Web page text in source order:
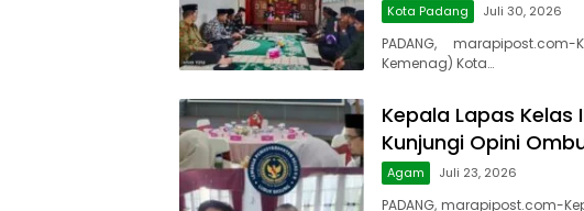
Kota Padang Juli 30, 2026
PADANG,
Kemenag) Kota…
Kepala Lapas Kelas
Kunjungi Opini
Agam Juli 23, 2026
PADANG, marapipost.com-